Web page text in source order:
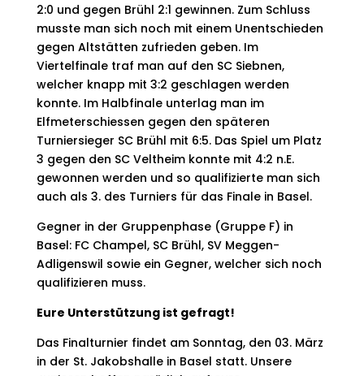
2:0 und gegen Brühl 2:1 gewinnen. Zum Schluss
musste man sich noch mit einem Unentschieden
gegen Altstätten zufrieden geben. Im
Viertelfinale traf man auf den SC Siebnen,
welcher knapp mit 3:2 geschlagen werden
konnte. Im Halbfinale unterlag man im
Elfmeterschiessen gegen den späteren
Turniersieger SC Brühl mit 6:5. Das Spiel um Platz
3 gegen den SC Veltheim konnte mit 4:2 n.E.
gewonnen werden und so qualifizierte man sich
auch als 3. des Turniers für das Finale in Basel.
Gegner in der Gruppenphase (Gruppe F) in
Basel: FC Champel, SC Brühl, SV Meggen-
Adligenswil sowie ein Gegner, welcher sich noch
qualifizieren muss.
Eure Unterstützung ist gefragt!
Das Finalturnier findet am Sonntag, den 03. März
in der St. Jakobshalle in Basel statt. Unsere